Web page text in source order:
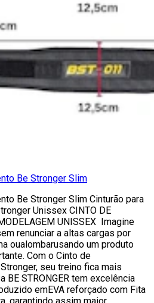
Be Stronger Slim
Be Stronger Slim Cinturão para
Unissex CINTO DE
UNISSEX Imagine
renunciar a altas cargas por
oualombarusando um produto
Com o Cinto de
seu treino fica mais
BE STRONGER tem excelência
emEVA reforçado com Fita